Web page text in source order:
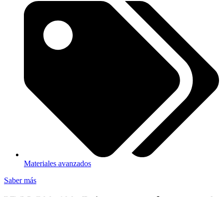
Materiales avanzados
Saber más